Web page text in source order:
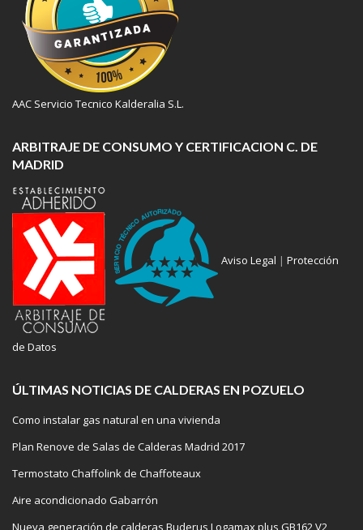
AAC Servicio Tecnico Kalderalia S.L.
ARBITRAJE DE CONSUMO Y CERTIFICACION C. DE
MADRID
Aviso Legal | Protección
de Datos
ÚLTIMAS NOTICIAS DE CALDERAS EN POZUELO
Como instalar gas natural en una vivienda
Plan Renove de Salas de Calderas Madrid 2017
Termostato Chaffolink de Chaffoteaux
Aire acondicionado Gabarrón
Nueva generación de calderas Buderus Logamax plus GB162 V2